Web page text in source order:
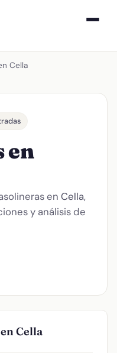
Cella
en
en Cella,
y análisis de
Cella